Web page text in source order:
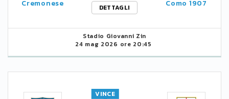
Cremonese
DETTAGLI
Como 1907
Stadio Giovanni Zin
24 mag 2026 ore 20:45
VINCE